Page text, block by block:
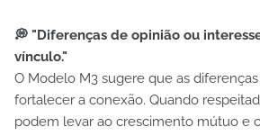
💭 "Diferenças de opinião ou
vínculo."
O Modelo M3 sugere que as
fortalecer a conexão. Quando
podem levar ao crescimento mútuo e